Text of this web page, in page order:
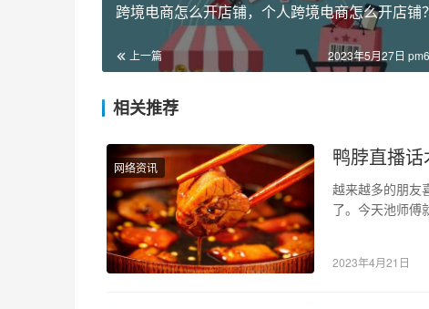
跨境电商怎么开店铺，个人跨境电商怎么开店铺？
上一篇 2023年5月27日
相关推荐
网络资讯 鸭脖直播话
越来越多的朋友
了。今天池师傅
2023年4月21日